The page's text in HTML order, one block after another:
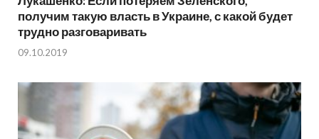
получим такую власть в Украине, с какой будет
трудно разговаривать
09.10.2019